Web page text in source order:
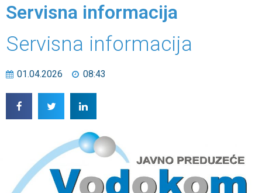
Servisna informacija
Servisna informacija
01.04.2026 08:43